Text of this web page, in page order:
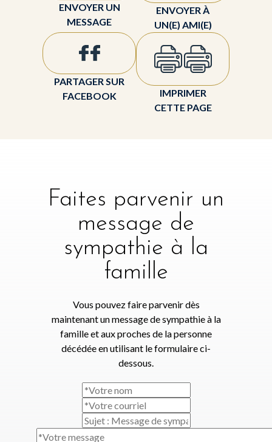
ENVOYER UN
MESSAGE
ENVOYER À
UN(E) AMI(E)
PARTAGER SUR
FACEBOOK
IMPRIMER
CETTE PAGE
Faites parvenir un
message de
sympathie à la
famille
Vous pouvez faire parvenir dès
maintenant un message de sympathie à la
famille et aux proches de la personne
décédée en utilisant le formulaire ci-
dessous.